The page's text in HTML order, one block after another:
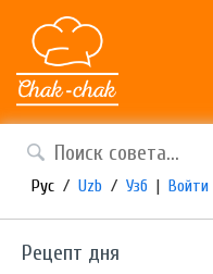
Рус / Uzb / Узб | Войти
Рецепт дня